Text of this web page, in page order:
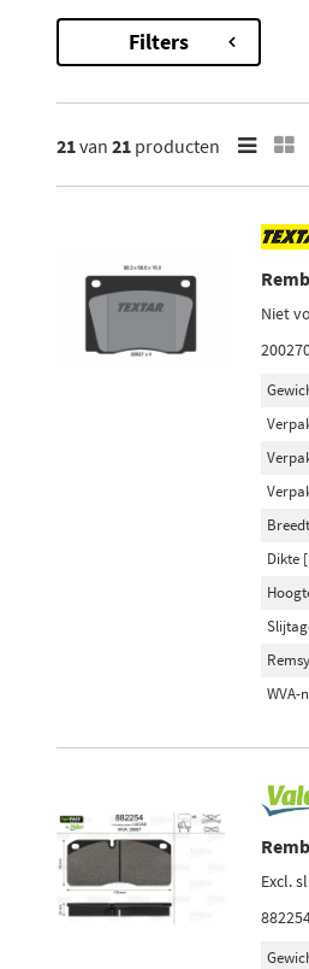
Filters
21van 21 producten
Niet
Dikte
WVA-
Excl.